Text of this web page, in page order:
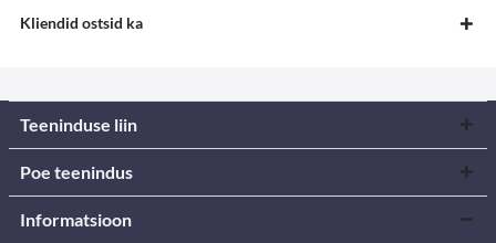
Kliendid ostsid ka
Teeninduse liin
Poe teenindus
Informatsioon